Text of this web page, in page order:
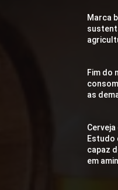
Marca
Fim do
as
Estudo
capaz
em